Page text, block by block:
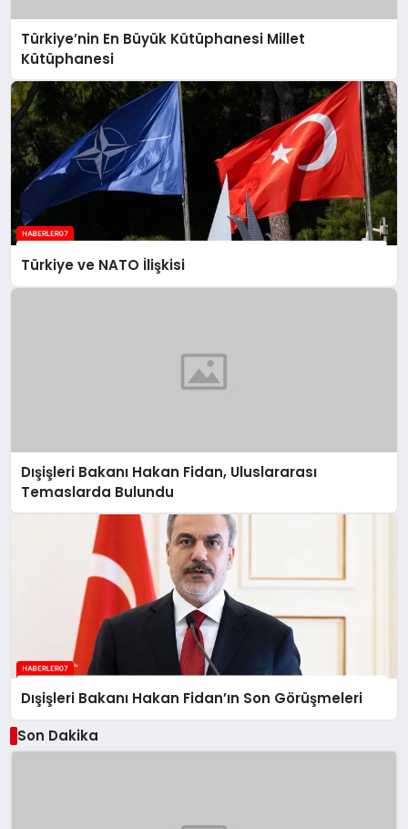
Türkiye’nin En Büyük Kütüphanesi Millet
Kütüphanesi
Türkiye ve NATO İlişkisi
Dışişleri Bakanı Hakan Fidan, Uluslararası
Temaslarda Bulundu
Dışişleri Bakanı Hakan Fidan’ın Son Görüşmeleri
Son Dakika